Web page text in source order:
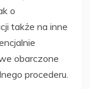
o
także na inne
obarczone
procederu.